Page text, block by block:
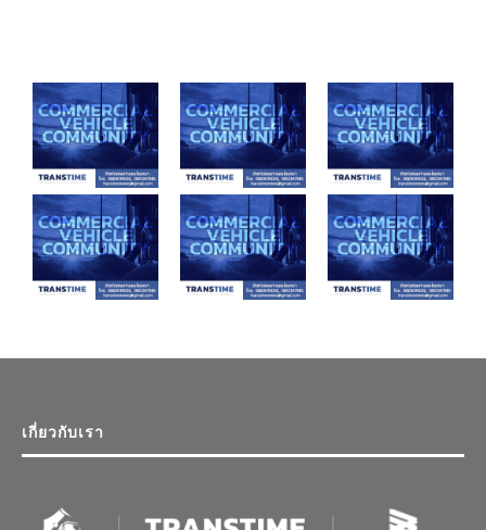
เกี่ยวกับเรา